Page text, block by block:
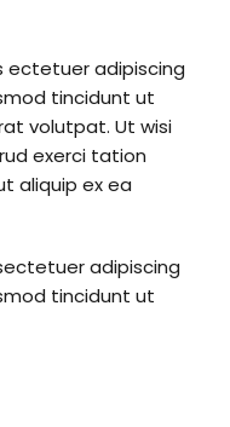
ectetuer adipiscing
tincidunt ut
volutpat. Ut wisi
exerci tation
aliquip ex ea
adipiscing
tincidunt ut